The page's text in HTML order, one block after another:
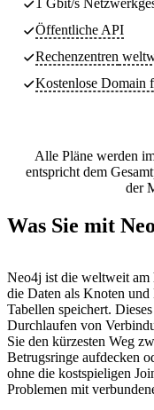
Öffentliche API
Rechenzentren
Kostenlose Domain
Alle Pläne werden
entspricht dem
der
Was Sie mit
Neo4j ist die weltweit am
die Daten als Knoten
Tabellen speichert.
Durchlaufen von
Sie den kürzesten Weg
Betrugsringe aufdecken
ohne die kostspieligen
Problemen mit